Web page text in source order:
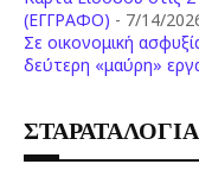
(ΕΓΓΡΑΦΟ) - 7/14/
Σε οικονομική
δεύτερη «μαύρη»